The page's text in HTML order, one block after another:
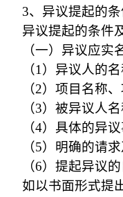
3、异议提起的条
异议提起的条件
（一）异议应实
（1 ）异议人的
（2）项目名称
（3）被异议人名
（4）具体的异
（5）明确的请求
（6）提起异议的
如以书面形式提